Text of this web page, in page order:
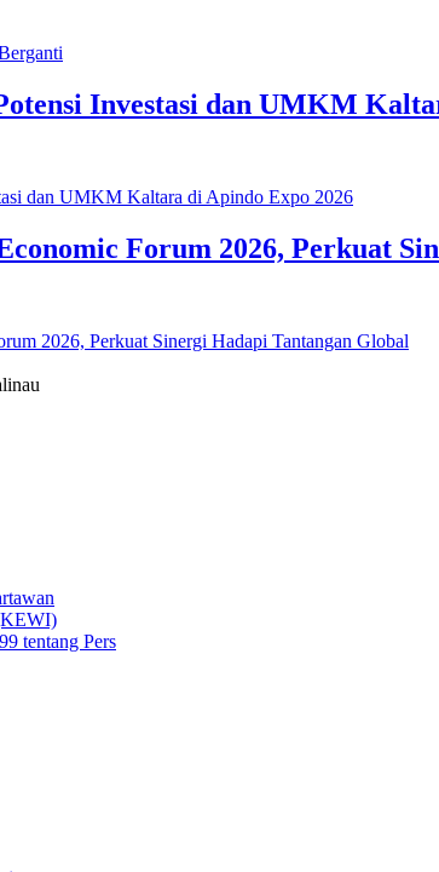
Investasi dan UMKM
Forum 2026, Perkuat
tentang Pers